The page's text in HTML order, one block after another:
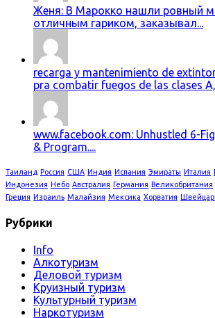
Женя: В Марокко нашли ровный
отличным гариком, заказывал...
recarga y mantenimiento de
pra combatir fuegos de las clases A,
www.facebook.com: Unhustled 6-
& Program....
Таиланд Россия США Индия Испания Эмираты Италия
Индонезия Небо Австралия Германия Великобритания
Греция Израиль Малайзия Мексика Хорватия
Рубрики
Info
Алкотуризм
Деловой туризм
Круизный туризм
Культурный туризм
Наркотуризм